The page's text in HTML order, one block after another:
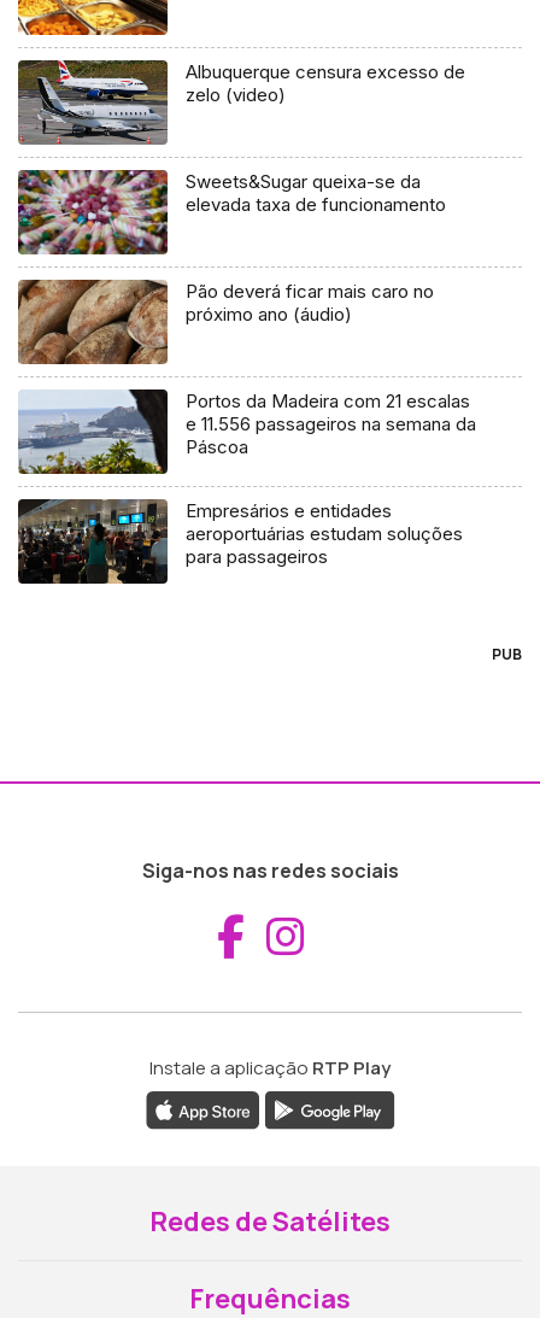
Albuquerque censura excesso de
zelo (video)
Sweets&Sugar queixa-se da
elevada taxa de funcionamento
Pão deverá ficar mais caro no
próximo ano (áudio)
Portos da Madeira com 21 escalas
e 11.556 passageiros na semana da
Páscoa
Empresários e entidades
aeroportuárias estudam soluções
para passageiros
PUB
Siga-nos nas redes sociais
Aceder ao
Instale a aplicação RTP Play
Redes de Satélites
Frequências